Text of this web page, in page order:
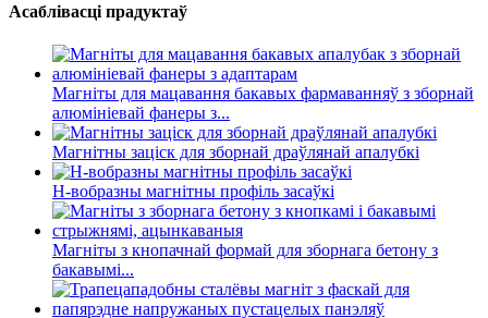
Асаблівасці прадуктаў
Магніты для мацавання бакавых фармаванняў з зборнай
алюмініевай фанеры з...
Магнітны заціск для зборнай драўлянай апалубкі
H-вобразны магнітны профіль засаўкі
Магніты з кнопачнай формай для зборнага бетону з
бакавымі...